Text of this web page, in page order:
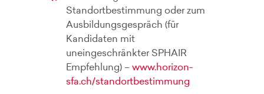
Standortbestimmung oder zum
Ausbildungsgespräch (für
Kandidaten mit
uneingeschränkter SPHAIR
Empfehlung) – www.horizon-
sfa.ch/standortbestimmung